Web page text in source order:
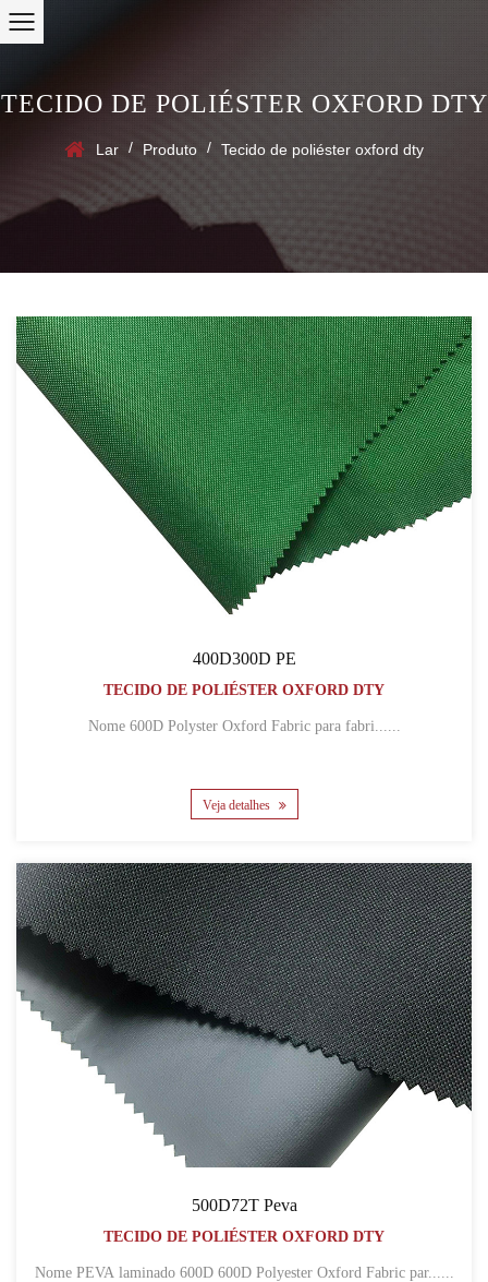
TECIDO DE POLIÉSTER OXFORD DTY
Lar / Produto / Tecido de poliéster oxford dty
400D300D PE
TECIDO DE POLIÉSTER OXFORD DTY
Nome 600D Polyster Oxford Fabric para fabri......
Veja detalhes
500D72T Peva
TECIDO DE POLIÉSTER OXFORD DTY
Nome PEVA laminado 600D 600D Polyester Oxford Fabric par......